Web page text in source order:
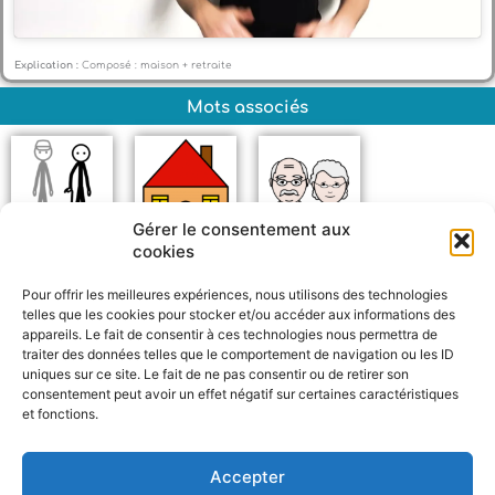
Gérer le consentement aux
cookies
Pour offrir les meilleures expériences, nous utilisons des technologies
telles que les cookies pour stocker et/ou accéder aux informations des
appareils. Le fait de consentir à ces technologies nous permettra de
traiter des données telles que le comportement de navigation ou les ID
uniques sur ce site. Le fait de ne pas consentir ou de retirer son
consentement peut avoir un effet négatif sur certaines caractéristiques
et fonctions.
Accepter
Explication : Composé : maison + retraite
Mots associés
Maison
a
h
e
s
a